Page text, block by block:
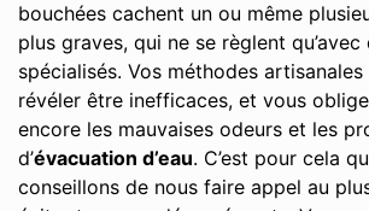
bouchées cachent un ou même
plus graves, qui ne se règlent
spécialisés. Vos méthodes
révéler être inefficaces, et vous
encore les mauvaises odeurs et les
d’évacuation d’eau. C’est pour cela
conseillons de nous faire appel au